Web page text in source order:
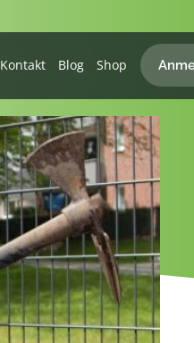
Kontakt Blog Shop